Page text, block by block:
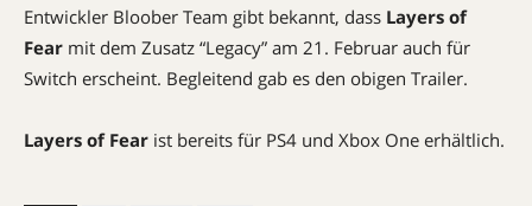
Entwickler Bloober Team gibt bekannt, dass Layers of
Fear mit dem Zusatz “Legacy” am 21. Februar auch für
Switch erscheint. Begleitend gab es den obigen Trailer.
Layers of Fear ist bereits für PS4 und Xbox One erhältlich.